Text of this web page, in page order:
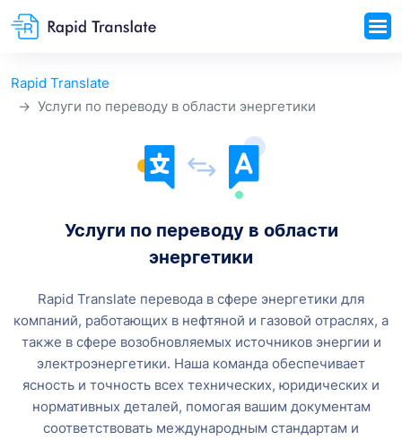
Rapid Translate
Услуги по переводу в области энергетики
Услуги по переводу в области
энергетики
Rapid Translate перевода в сфере энергетики для
компаний, работающих в нефтяной и газовой отраслях, а
также в сфере возобновляемых источников энергии и
электроэнергетики. Наша команда обеспечивает
ясность и точность всех технических, юридических и
нормативных деталей, помогая вашим документам
соответствовать международным стандартам и